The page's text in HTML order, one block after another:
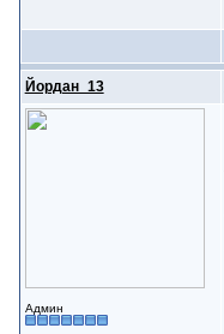
Йордан_13
Админ